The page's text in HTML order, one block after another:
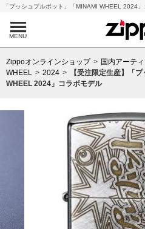
「プッシュプルポット」「MINAMI WHEEL 2024
MENU
Zippoオンラインショップ 国内アーテ
WHEEL
2024
【受注限定生産】「
WHEEL 2024」コラボモデル